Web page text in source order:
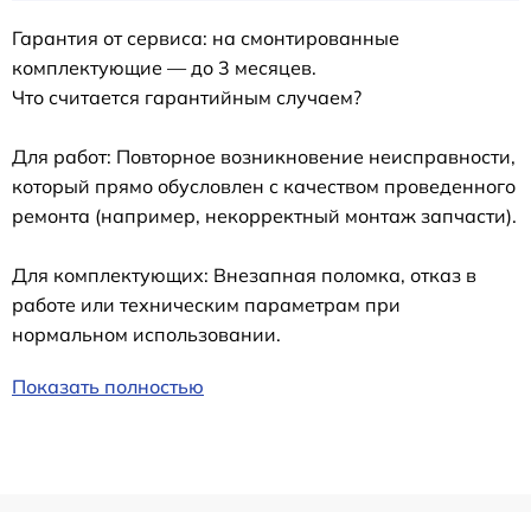
Гарантия от сервиса: на смонтированные
комплектующие — до 3 месяцев.
Что считается гарантийным случаем?
Для работ: Повторное возникновение неисправности,
который прямо обусловлен с качеством проведенного
ремонта (например, некорректный монтаж запчасти).
Для комплектующих: Внезапная поломка, отказ в
работе или техническим параметрам при
нормальном использовании.
Показать полностью